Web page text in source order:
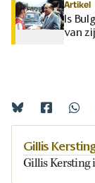
Artikel
Is
van
Gillis
Gillis Kersting